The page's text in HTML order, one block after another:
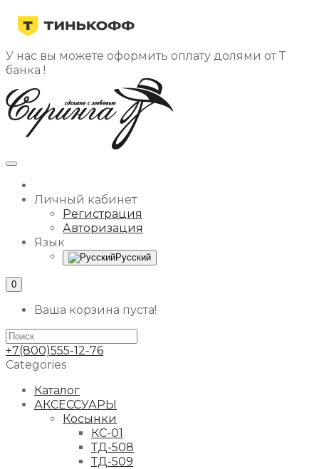
У нас вы можете оформить оплату долями от Т
банка !
Личный кабинет
Регистрация
Авторизация
Язык
Русский
0
Ваша корзина пуста!
+7(800)555-12-76
Categories
Каталог
АКСЕССУАРЫ
Косынки
КС-01
ТД-508
ТД-509